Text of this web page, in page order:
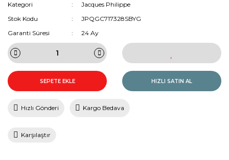
Kategori
Jacques Philippe
Stok Kodu
JPQGC717328SBYG
Garanti Süresi
24 Ay
SEPETE EKLE HIZLI SATIN AL
Hızlı Gönderi Kargo Bedava
Karşılaştır